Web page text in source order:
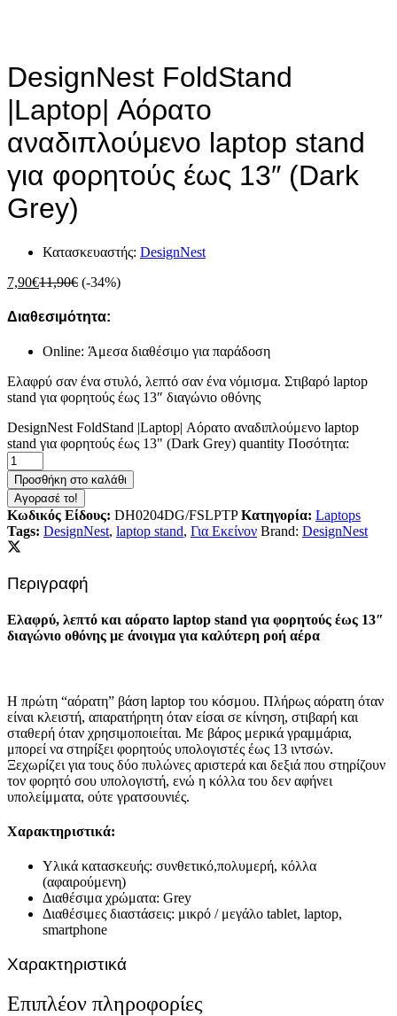
DesignNest FoldStand
|Laptop| Αόρατο
αναδιπλούμενο laptop stand
για φορητούς έως 13″ (Dark
Grey)
Κατασκευαστής: DesignNest
7,90€11,90€ (-34%)
Διαθεσιμότητα:
Online: Άμεσα διαθέσιμο για παράδοση
Ελαφρύ σαν ένα στυλό, λεπτό σαν ένα νόμισμα. Στιβαρό laptop
stand για φορητούς έως 13″ διαγώνιο οθόνης
DesignNest FoldStand |Laptop| Αόρατο αναδιπλούμενο laptop
stand για φορητούς έως 13" (Dark Grey) quantity Ποσότητα:
Προσθήκη στο καλάθι
Αγορασέ το!
Κωδικός Είδους: DH0204DG/FSLPTPΚατηγορία: Laptops
Tags: DesignNest, laptop stand, Για Εκείνον Brand: DesignNest
Περιγραφή
Ελαφρύ, λεπτό και αόρατο laptop stand για φορητούς έως 13″
διαγώνιο οθόνης με άνοιγμα για καλύτερη ροή αέρα
Η πρώτη “αόρατη” βάση laptop του κόσμου. Πλήρως αόρατη όταν
είναι κλειστή, απαρατήρητη όταν είσαι σε κίνηση, στιβαρή και
σταθερή όταν χρησιμοποιείται. Με βάρος μερικά γραμμάρια,
μπορεί να στηρίξει φορητούς υπολογιστές έως 13 ιντσών.
Ξεχωρίζει για τους δύο πυλώνες αριστερά και δεξιά που στηρίζουν
τον φορητό σου υπολογιστή, ενώ η κόλλα του δεν αφήνει
υπολείμματα, ούτε γρατσουνιές.
Χαρακτηριστικά:
Υλικά κατασκευής: συνθετικό,πολυμερή, κόλλα
(αφαιρούμενη)
Διαθέσιμα χρώματα: Grey
Διαθέσιμες διαστάσεις: μικρό / μεγάλο tablet, laptop,
smartphone
Χαρακτηριστικά
Επιπλέον πληροφορίες